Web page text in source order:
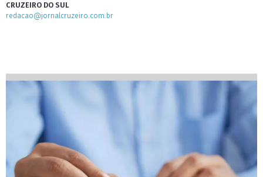
CRUZEIRO DO SUL
redacao@jornalcruzeiro.com.br